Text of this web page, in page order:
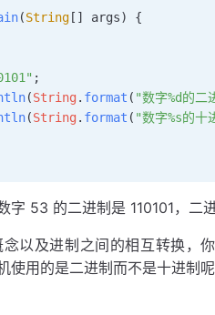
binaryToDecimal( String
(String [] args) {
;
(String . format ( "数字%d的二
(String . format ( "数字%s的十
53 的二进制是 110101，二
以及进制之间的相互转换，
用的是二进制而不是十进制呢